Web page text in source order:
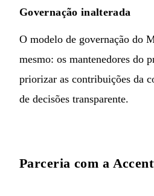
Governação inalterada
O modelo de governação do
mesmo: os mantenedores do
priorizar as contribuições da
de decisões transparente.
Parceria com a